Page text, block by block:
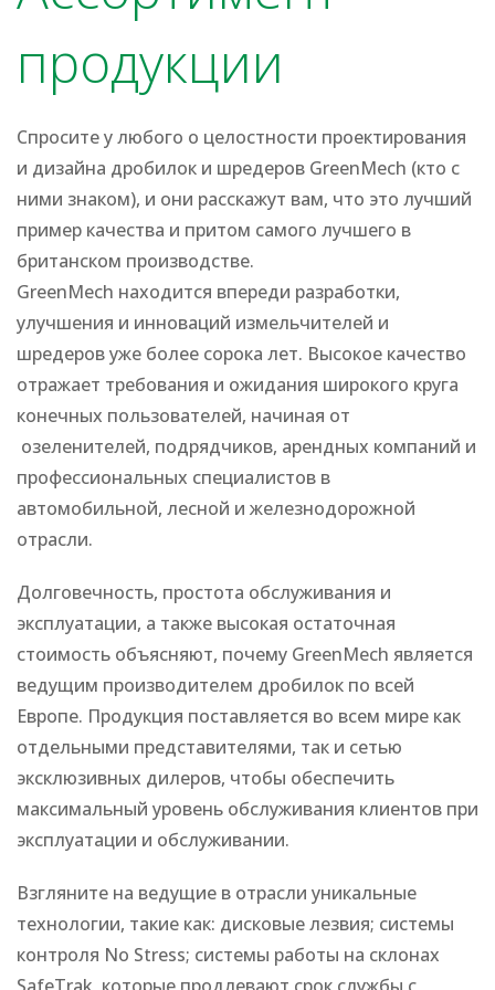
продукции
Спросите у любого о целостности проектирования
и дизайна дробилок и шредеров GreenMech (кто с
ними знаком), и они расскажут вам, что это лучший
пример качества и притом самого лучшего в
британском производстве.
GreenMech находится впереди разработки,
улучшения и инноваций измельчителей и
шредеров уже более сорока лет. Высокое качество
отражает требования и ожидания широкого круга
конечных пользователей, начиная от
озеленителей, подрядчиков, арендных компаний и
профессиональных специалистов в
автомобильной, лесной и железнодорожной
отрасли.
Долговечность, простота обслуживания и
эксплуатации, а также высокая остаточная
стоимость объясняют, почему GreenMech является
ведущим производителем дробилок по всей
Европе. Продукция поставляется во всем мире как
отдельными представителями, так и сетью
эксклюзивных дилеров, чтобы обеспечить
максимальный уровень обслуживания клиентов при
эксплуатации и обслуживании.
Взгляните на ведущие в отрасли уникальные
технологии, такие как: дисковые лезвия; системы
контроля No Stress; системы работы на склонах